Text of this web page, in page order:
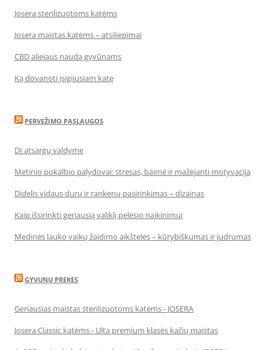
Josera sterilizuotoms katėms
Josera maistas katėms – atsiliepimai
CBD aliejaus nauda gyvūnams
Ką dovanoti įsigijusiam katę
PERVEŽIMO PASLAUGOS
DI atsargų valdyme
Metinio pokalbio palydovai: stresas, baimė ir mažėjanti motyvacija
Didelis vidaus durų ir rankenų pasirinkimas – dizainas
Kaip išsirinkti geriausią valiklį pelėsio naikinimui
Medinės lauko vaikų žaidimo aikštelės – kūrybiškumas ir judrumas
GYVUNU PREKES
Geriausias maistas sterilizuotoms katėms - JOSERA
Josera Classic katėms - Ulta premium klasės kačių maistas